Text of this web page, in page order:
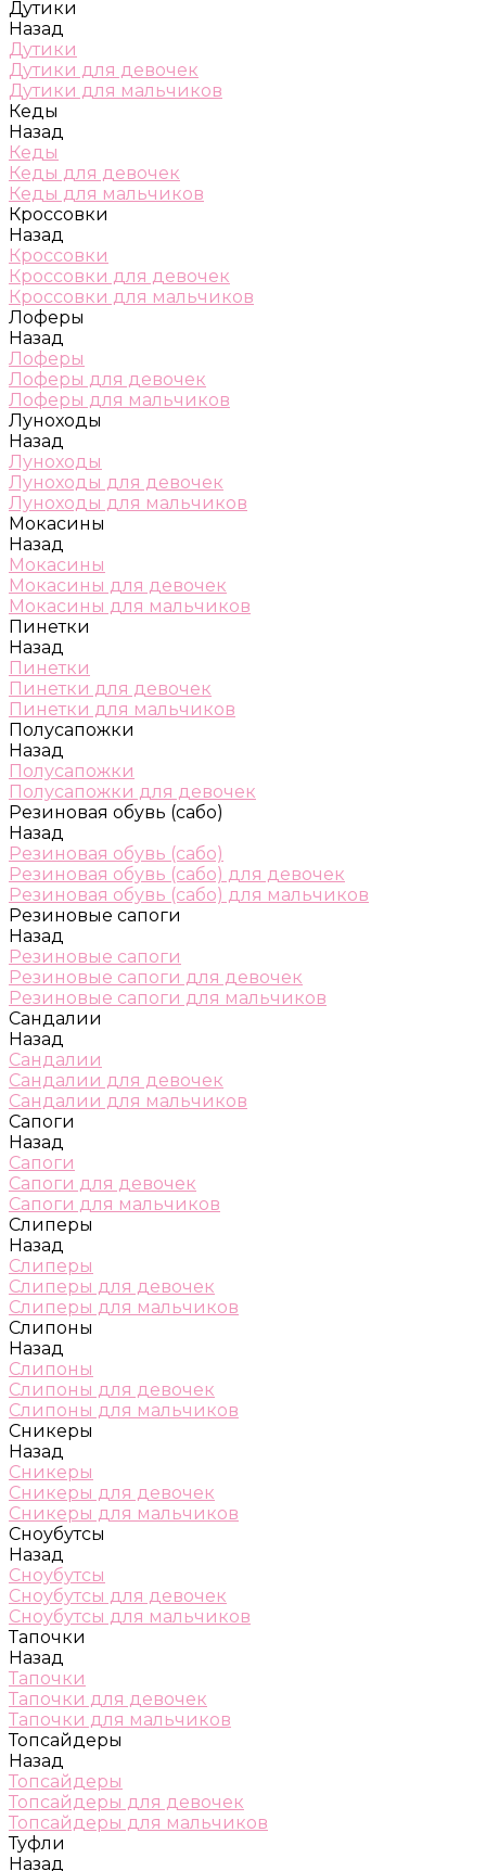
Дутики
Назад
Дутики
Дутики для девочек
Дутики для мальчиков
Кеды
Назад
Кеды
Кеды для девочек
Кеды для мальчиков
Кроссовки
Назад
Кроссовки
Кроссовки для девочек
Кроссовки для мальчиков
Лоферы
Назад
Лоферы
Лоферы для девочек
Лоферы для мальчиков
Луноходы
Назад
Луноходы
Луноходы для девочек
Луноходы для мальчиков
Мокасины
Назад
Мокасины
Мокасины для девочек
Мокасины для мальчиков
Пинетки
Назад
Пинетки
Пинетки для девочек
Пинетки для мальчиков
Полусапожки
Назад
Полусапожки
Полусапожки для девочек
Резиновая обувь (сабо)
Назад
Резиновая обувь (сабо)
Резиновая обувь (сабо) для девочек
Резиновая обувь (сабо) для мальчиков
Резиновые сапоги
Назад
Резиновые сапоги
Резиновые сапоги для девочек
Резиновые сапоги для мальчиков
Сандалии
Назад
Сандалии
Сандалии для девочек
Сандалии для мальчиков
Сапоги
Назад
Сапоги
Сапоги для девочек
Сапоги для мальчиков
Слиперы
Назад
Слиперы
Слиперы для девочек
Слиперы для мальчиков
Слипоны
Назад
Слипоны
Слипоны для девочек
Слипоны для мальчиков
Сникеры
Назад
Сникеры
Сникеры для девочек
Сникеры для мальчиков
Сноубутсы
Назад
Сноубутсы
Сноубутсы для девочек
Сноубутсы для мальчиков
Тапочки
Назад
Тапочки
Тапочки для девочек
Тапочки для мальчиков
Топсайдеры
Назад
Топсайдеры
Топсайдеры для девочек
Топсайдеры для мальчиков
Туфли
Назад